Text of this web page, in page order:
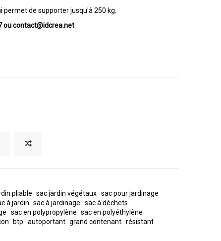
permet de supporter jusqu'à 250 kg.
ou contact@idcrea.net
pliable sac jardin végétaux sac pour jardinage
à jardin sac à jardinage
sac à déchets
sac en polypropylène sac en polyéthylène
btp autoportant grand contenant résistant